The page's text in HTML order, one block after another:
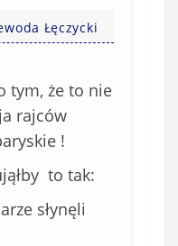
Łęczycki
tym, że to nie
rajców
!
to tak:
słynęli